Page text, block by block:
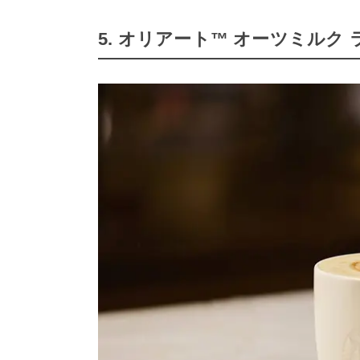
5. オリアート™ オーツミルク